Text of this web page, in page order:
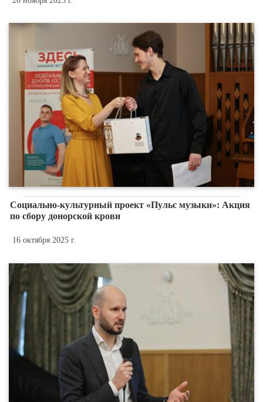
Социально-культурный проект «Пульс музыки»: Акция
по сбору донорской крови
16 октября 2025 г.